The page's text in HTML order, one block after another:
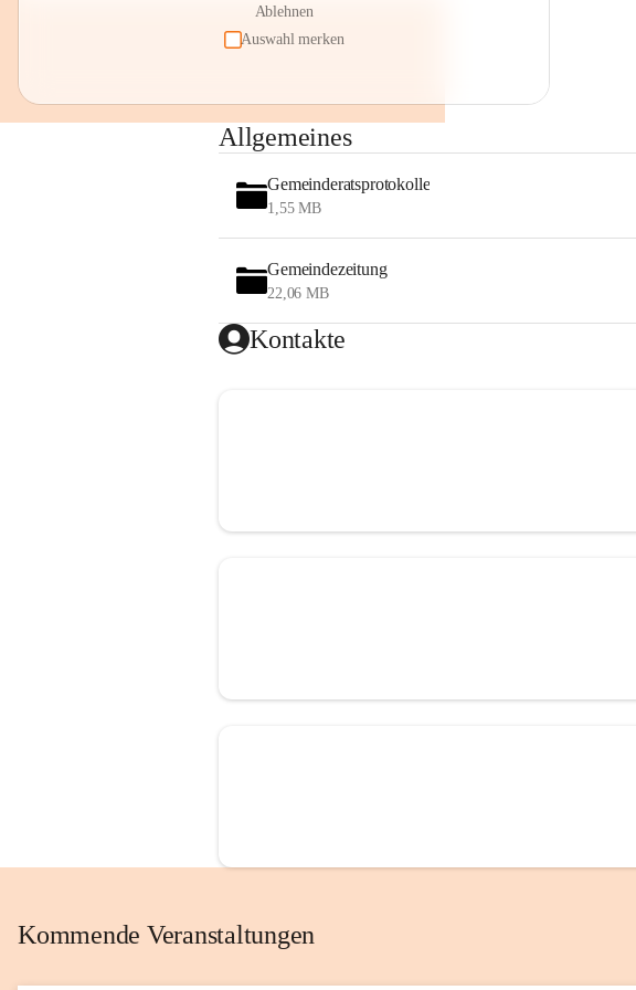
Ablehnen
Auswahl merken
Allgemeines
Gemeinderatsprotokolle
1,55 MB
Gemeindezeitung
22,06 MB
Kontakte
Kommende Veranstaltungen